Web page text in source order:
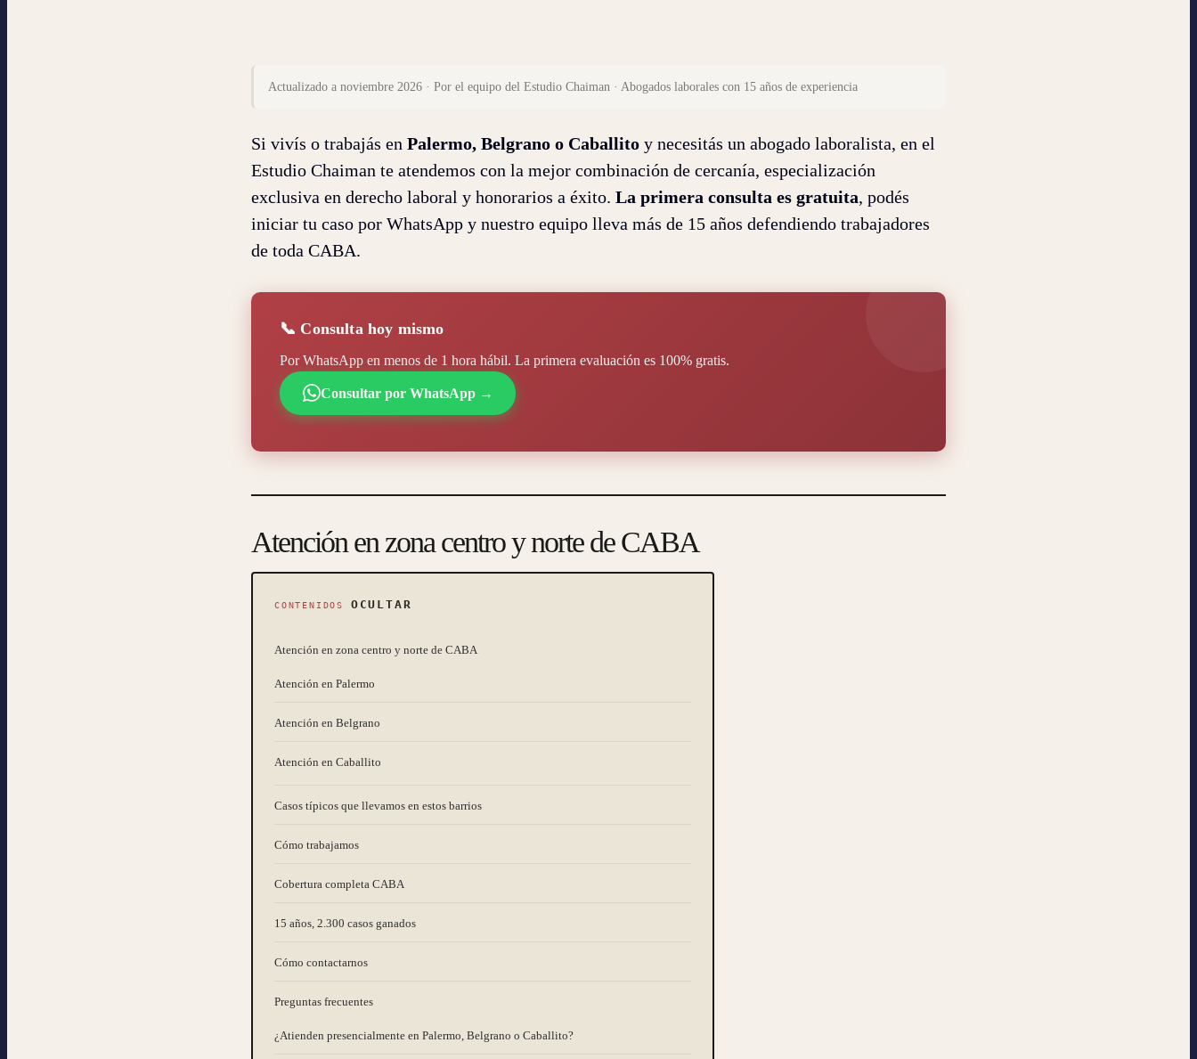
Actualizado a noviembre 2026 · Por el equipo del Estudio Chaiman · Abogados laborales con 15 años de experiencia
Si vivís o trabajás en Palermo, Belgrano o Caballito y necesitás un abogado laboralista, en el
Estudio Chaiman te atendemos con la mejor combinación de cercanía, especialización
exclusiva en derecho laboral y honorarios a éxito. La primera consulta es gratuita, podés
iniciar tu caso por WhatsApp y nuestro equipo lleva más de 15 años defendiendo trabajadores
de toda CABA.
📞 Consulta hoy mismo
Por WhatsApp en menos de 1 hora hábil. La primera evaluación es 100% gratis.
Consultar por WhatsApp →
Atención en zona centro y norte de CABA
CONTENIDOS OCULTAR
Atención en zona centro y norte de CABA
Atención en Palermo
Atención en Belgrano
Atención en Caballito
Casos típicos que llevamos en estos barrios
Cómo trabajamos
Cobertura completa CABA
15 años, 2.300 casos ganados
Cómo contactarnos
Preguntas frecuentes
¿Atienden presencialmente en Palermo, Belgrano o Caballito?